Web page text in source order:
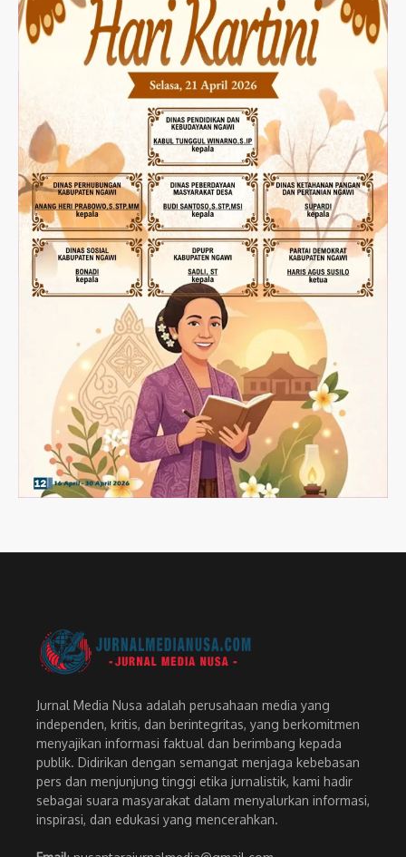
Jurnal Media Nusa adalah perusahaan media yang
independen, kritis, dan berintegritas, yang berkomitmen
menyajikan informasi faktual dan berimbang kepada
publik. Didirikan dengan semangat menjaga kebebasan
pers dan menjunjung tinggi etika jurnalistik, kami hadir
sebagai suara masyarakat dalam menyalurkan informasi,
inspirasi, dan edukasi yang mencerahkan.